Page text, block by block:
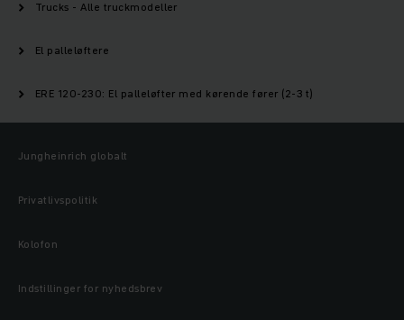
Trucks - Alle truckmodeller
El palleløftere
ERE 120-230: El palleløfter med kørende fører (2-3 t)
Jungheinrich globalt
Privatlivspolitik
Kolofon
Indstillinger for nyhedsbrev